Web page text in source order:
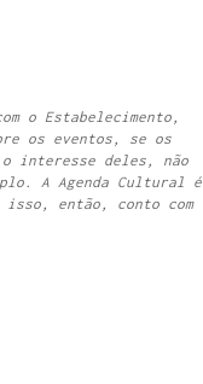
o Estabelecimento,
os eventos, se os
o interesse deles, não
A Agenda Cultural é
isso, então, conto com